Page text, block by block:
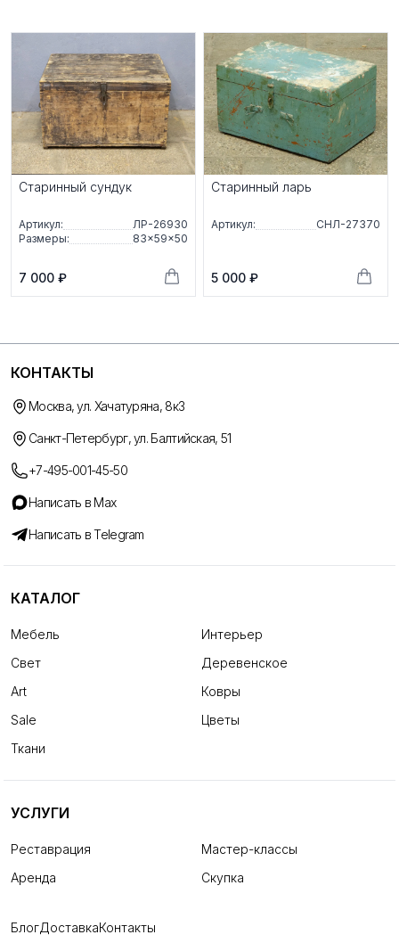
Старинный сундук
Артикул:
ЛР-26930
Размеры:
83×59×50
7 000 ₽
Старинный ларь
Артикул: СНЛ-27370
5 000 ₽
КОНТАКТЫ
Москва, ул. Хачатуряна, 8к3
Санкт-Петербург, ул. Балтийская, 51
+7-495-001-45-50
Написать в Max
Написать в Telegram
КАТАЛОГ
Мебель
Интерьер
Свет
Деревенское
Art
Ковры
Sale
Цветы
Ткани
УСЛУГИ
Реставрация
Мастер-классы
Аренда
Скупка
БлогДоставкаКонтакты